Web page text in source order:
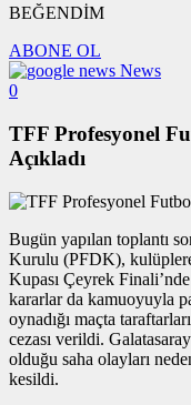
BEĞENDİM
ABONE OL
News
0
TFF Profesyonel
Açıkladı
Bugün yapılan toplantı
Kurulu (PFDK),
Kupası Çeyrek
kararlar da kamuoyuyla
oynadığı maçta
cezası verildi.
olduğu saha olayları
kesildi.